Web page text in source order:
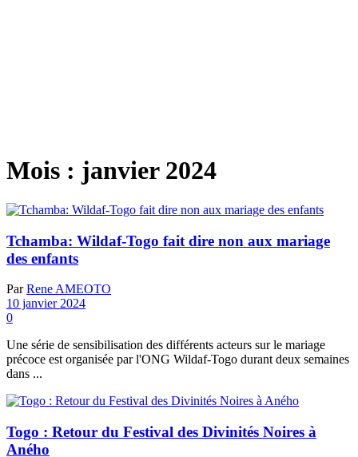
Mois : janvier 2024
Tchamba: Wildaf-Togo fait dire non aux mariage
des enfants
Par Rene AMEOTO
10 janvier 2024
0
Une série de sensibilisation des différents acteurs sur le mariage
précoce est organisée par l'ONG Wildaf-Togo durant deux semaines
dans ...
Togo : Retour du Festival des Divinités Noires à
Aného